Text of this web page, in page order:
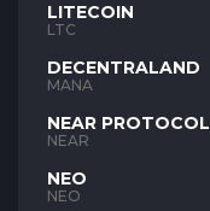
LITECOIN
LTC
DECENTRALAND
MANA
NEAR PROTOCOL
NEAR
NEO
NEO